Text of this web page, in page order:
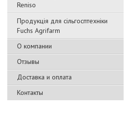
Reniso
Продукція для сільгосптехніки
Fuchs Agrifarm
О компании
Отзывы
Доставка и оплата
Контакты